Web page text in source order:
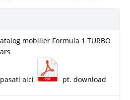
mobilier Formula 1 TURBO
aici pt. download